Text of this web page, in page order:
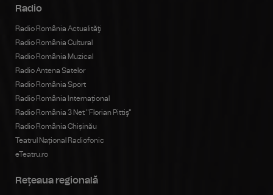
Radio
Radio România Actualităţi
Radio România Cultural
Radio România Muzical
Radio Antena Satelor
Radio România Sport
Radio România Internațional
Radio România 3 Net "Florian Pittiş"
Radio România Chișinău
Teatrul Național Radiofonic
eTeatru.ro
Rețeaua regională